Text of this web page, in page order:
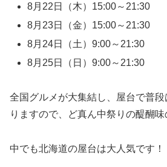
8月22日（木）15:00～21:30
8月23日（金）15:00～21:30
8月24日（土）9:00～21:30
8月25日（日）9:00～21:30
全国グルメが大集結し、屋台で普
りますので、ど真ん中祭りの醍醐味
中でも北海道の屋台は大人気です！